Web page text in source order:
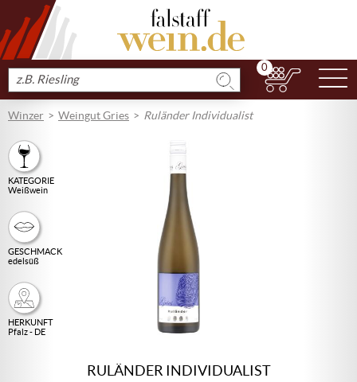
Produkt
suchen
0
Winzer Weingut Gries Ruländer Individualist
KATEGORIE
Weißwein
GESCHMACK
edelsüß
HERKUNFT
Pfalz - DE
RULÄNDER INDIVIDUALIST